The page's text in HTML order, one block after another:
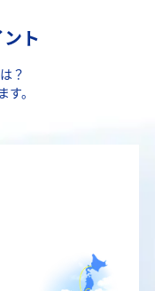
ト
？
。